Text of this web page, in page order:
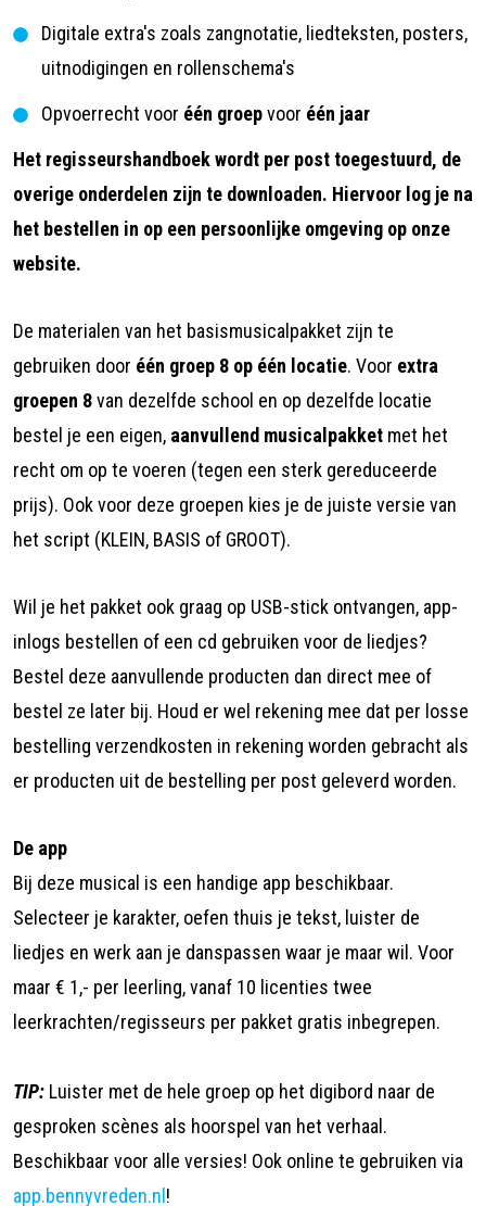
Digitale extra's zoals zangnotatie, liedteksten, posters,
uitnodigingen en rollenschema's
Opvoerrecht voor één groepvoor één jaar
Het regisseurshandboek wordt per post toegestuurd, de
overige onderdelen zijn te downloaden. Hiervoor log je na
het bestellen in op een persoonlijke omgeving op onze
website.
De materialen van het basismusicalpakket zijn te
gebruiken door één groep 8 op één locatie. Voor extra
groepen 8van dezelfde school en op dezelfde locatie
bestel je een eigen, aanvullend musicalpakket met het
recht om op te voeren (tegen een sterk gereduceerde
prijs). Ook voor deze groepen kies je de juiste versie van
het script (KLEIN, BASIS of GROOT).
Wil je het pakket ook graag op USB-stick ontvangen, app-
inlogs bestellen of een cd gebruiken voor de liedjes?
Bestel deze aanvullende producten dan direct mee of
bestel ze later bij. Houd er wel rekening mee dat per losse
bestelling verzendkosten in rekening worden gebracht als
er producten uit de bestelling per post geleverd worden.
De app
Bij deze musical is een handige app beschikbaar.
Selecteer je karakter, oefen thuis je tekst, luister de
liedjes en werk aan je danspassen waar je maar wil. Voor
maar € 1,- per leerling, vanaf 10 licenties twee
leerkrachten/regisseurs per pakket gratis inbegrepen.
TIP: Luister met de hele groep op het digibord naar de
gesproken scènes als hoorspel van het verhaal.
Beschikbaar voor alle versies! Ook online te gebruiken via
app.bennyvreden.nl!